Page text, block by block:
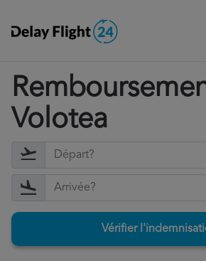
Volotea
Vérifier